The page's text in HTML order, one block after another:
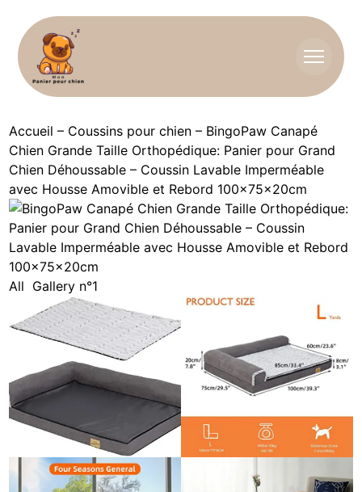
Accueil – Coussins pour chien – BingoPaw Canapé
Chien Grande Taille Orthopédique: Panier pour Grand
Chien Déhoussable – Coussin Lavable Imperméable
avec Housse Amovible et Rebord 100x75x20cm
All Gallery n°1